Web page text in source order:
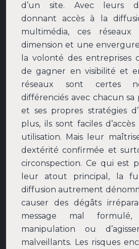
d’un site. Avec leurs
donnant accès à la
multimédia, ces
dimension et une
la volonté des entreprises
de gagner en visibilité et
réseaux sont certes
différenciés avec chacun
et ses propres stratégies
plus, ils sont faciles
utilisation. Mais leur
dextérité confirmée et
circonspection. Ce qui est
leur atout principal, la
diffusion autrement
causer des dégâts
message mal formulé,
manipulation ou
malveillants. Les risques